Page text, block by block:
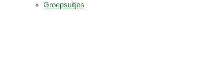
Groepsuitjes